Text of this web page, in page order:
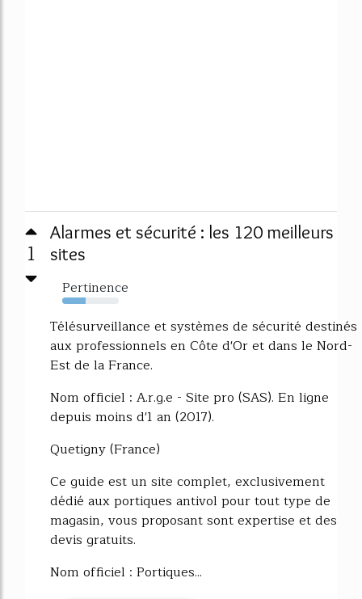
1
Alarmes et sécurité : les 120 meilleurs
sites
Pertinence
42%
Télésurveillance et systèmes de sécurité destinés
aux professionnels en Côte d'Or et dans le Nord-
Est de la France.
Nom officiel : A.r.g.e - Site pro (SAS). En ligne
depuis moins d'1 an (2017).
Quetigny (France)
Ce guide est un site complet, exclusivement
dédié aux portiques antivol pour tout type de
magasin, vous proposant sont expertise et des
devis gratuits.
Nom officiel : Portiques...